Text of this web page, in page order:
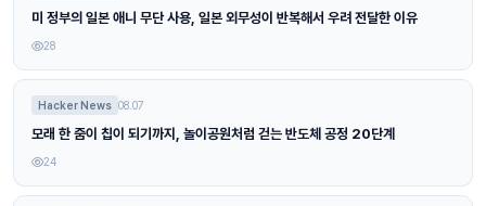
미 정부의 일본 애니 무단 사용, 일본 외무성이 반복해서 우려 전달한 이유
28
Hacker News 08.07
모래 한 줌이 칩이 되기까지, 놀이공원처럼 걷는 반도체 공정 20단계
24